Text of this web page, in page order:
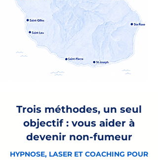
Trois méthodes, un seul
objectif : vous aider à
devenir non-fumeur
HYPNOSE, LASER ET COACHING POUR